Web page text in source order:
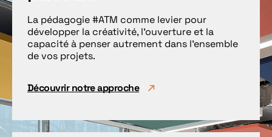
La pédagogie #ATM comme levier pour
développer la créativité, l’ouverture et la
capacité à penser autrement dans l’ensemble
de vos projets.
Découvrir notre approche